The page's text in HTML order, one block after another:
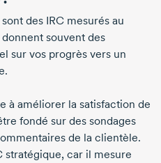
des IRC mesurés au
souvent des
sur vos progrès vers un
à améliorer la satisfaction de
fondé sur des sondages
de la clientèle.
stratégique, car il mesure